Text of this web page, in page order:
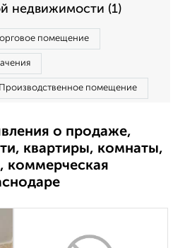
недвижимости (1)
помещение
Производственное помещение
о продаже,
квартиры, комнаты,
коммерческая